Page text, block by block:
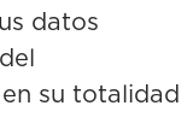
datos
su totalidad